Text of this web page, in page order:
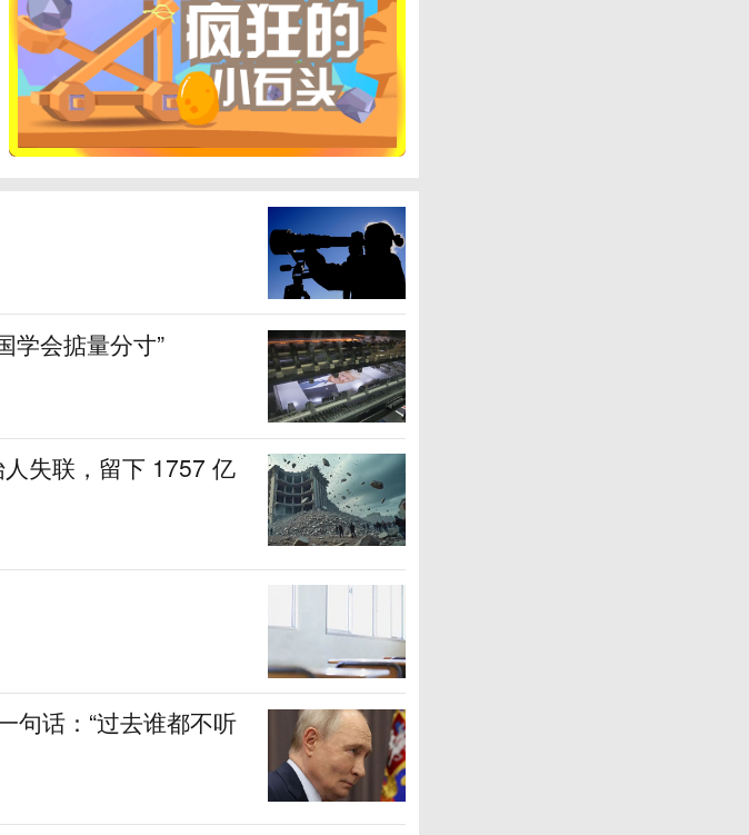
学会掂量分寸”
失联，留下 1757 亿
句话：“过去谁都不听